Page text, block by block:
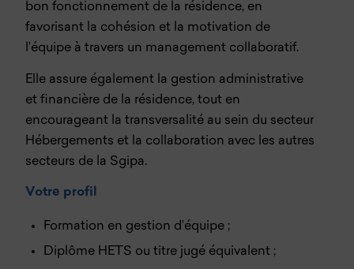
bon fonctionnement de la résidence, en
favorisant la cohésion et la motivation de
l’équipe à travers un management collaboratif.
Elle assure également la gestion administrative
et financière de la résidence, tout en
encourageant la transversalité au sein du secteur
Hébergements et la collaboration avec les autres
secteurs de la Sgipa.
Votre profil
Formation en gestion d’équipe ;
Diplôme HETS ou titre jugé équivalent ;